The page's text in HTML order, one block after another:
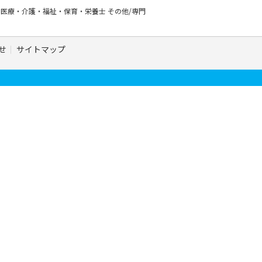
医療・介護・福祉・保育・栄養士 その他/専門
サイトマップ